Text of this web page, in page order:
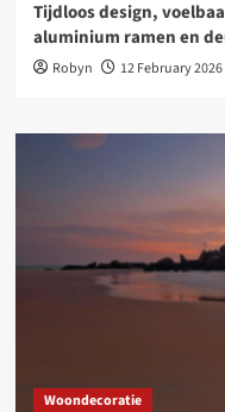
Tijdloos design,
aluminium ramen en
Robyn 12 February 2026
Woondecoratie